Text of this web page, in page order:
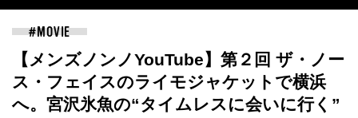
【メンズノンノYouTube】第２回 ザ・ノー
ス・フェイスのライモジャケットで横浜
へ。宮沢氷魚の“タイムレスに会いに行く”